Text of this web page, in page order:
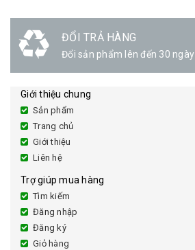
ĐỔI TRẢ HÀNG
Đổi sản phẩm lên đến 30 ngày
Giới thiệu chung
Sản phẩm
Trang chủ
Giới thiệu
Liên hệ
Trợ giúp mua hàng
Tìm kiếm
Đăng nhập
Đăng ký
Giỏ hàng